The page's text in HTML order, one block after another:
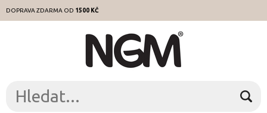
DOPRAVA ZDARMA OD 1500 KČ